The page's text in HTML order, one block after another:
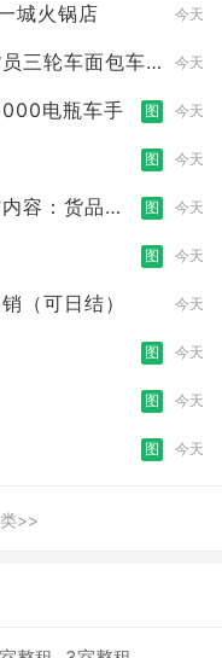
城火锅店 今天
三轮车面包车
今天
电瓶车手 图 今天
图 今天
容：货品分
图 今天
图 今天
（可日结） 今天
图 今天
图 今天
图 今天
>>